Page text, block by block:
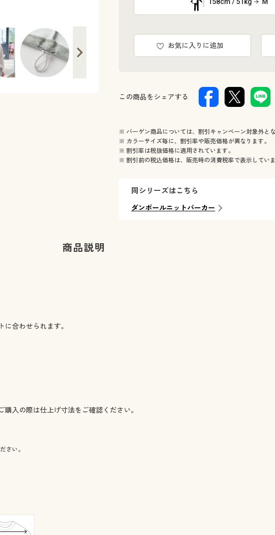
158cm / 51kg M
お気に入りに追加
この商品をシェアする
※ バーゲン商品については、割引キャンペーン対象外とな
※ カラーサイズ毎に、割引率や販売価格が異なります。
※ 割引率は税抜価格に適用されています。
※ 割引前の税込価格は、販売時の消費税率で表示していま
同シリーズはこちら
ダンボールニットパーカー
商品説明
合わせられます。
入の際は仕上げ寸法をご確認ください。
さい。